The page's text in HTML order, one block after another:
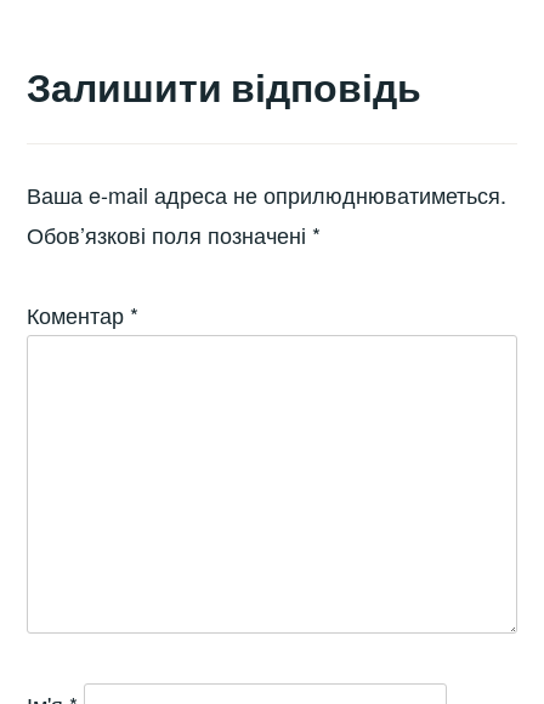
Залишити відповідь
Ваша e-mail адреса не оприлюднюватиметься.
Обов’язкові поля позначені *
Коментар *